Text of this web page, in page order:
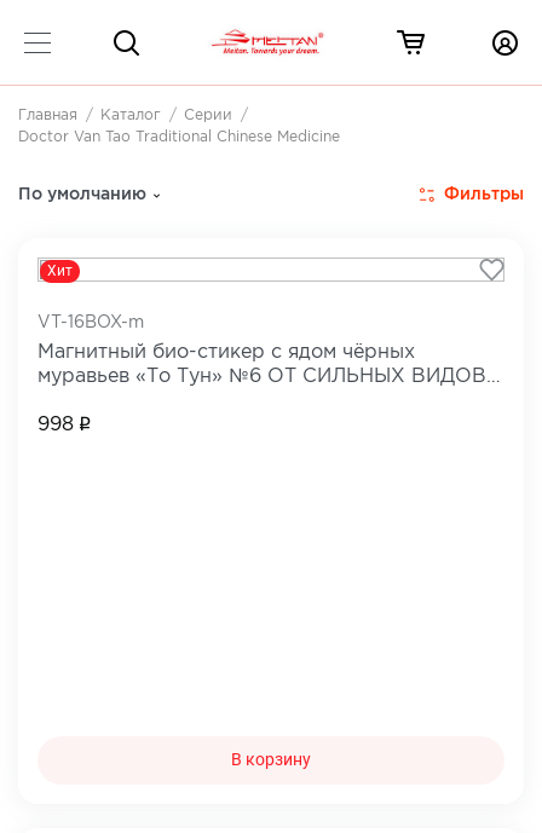
Главная Каталог
Серии
Doctor Van Tao Traditional Chinese Medicine
По умолчанию Фильтры
Хит
VT-16BOX-m
Магнитный био-стикер с ядом чёрных
муравьев «То Тун» №6 ОТ СИЛЬНЫХ ВИДОВ
998
В корзину